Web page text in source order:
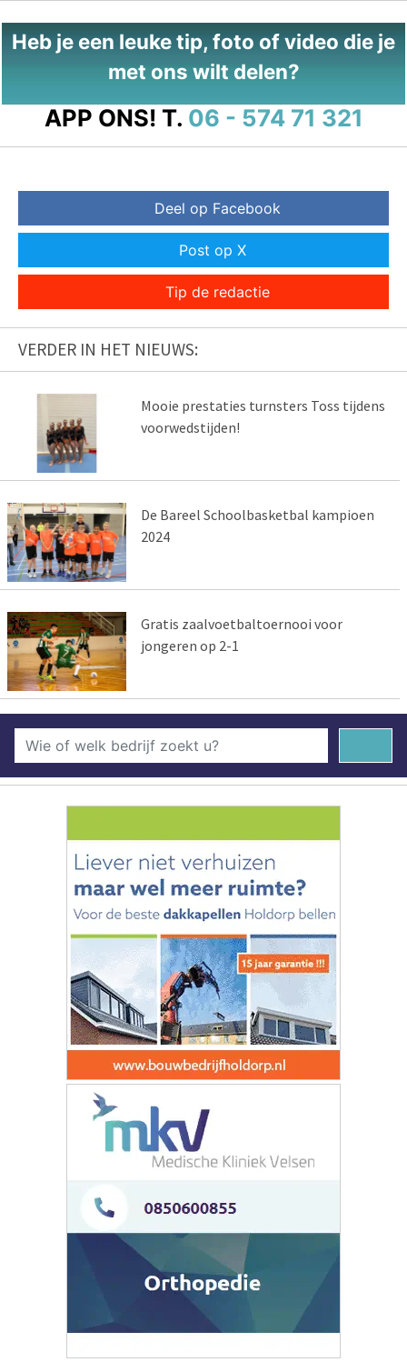
Heb je een leuke tip, foto of video die je
met ons wilt delen?
APP ONS! T. 06 - 574 71 321
Deel op Facebook
Post op X
Tip de redactie
VERDER IN HET NIEUWS:
Mooie prestaties turnsters Toss tijdens
voorwedstijden!
De Bareel Schoolbasketbal kampioen
2024
Gratis zaalvoetbaltoernooi voor
jongeren op 2-1